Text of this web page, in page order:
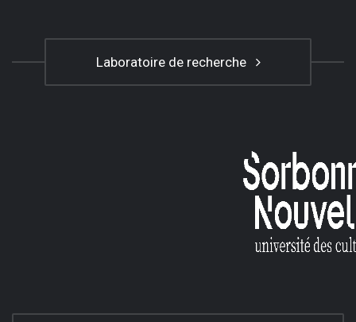
Laboratoire de recherche